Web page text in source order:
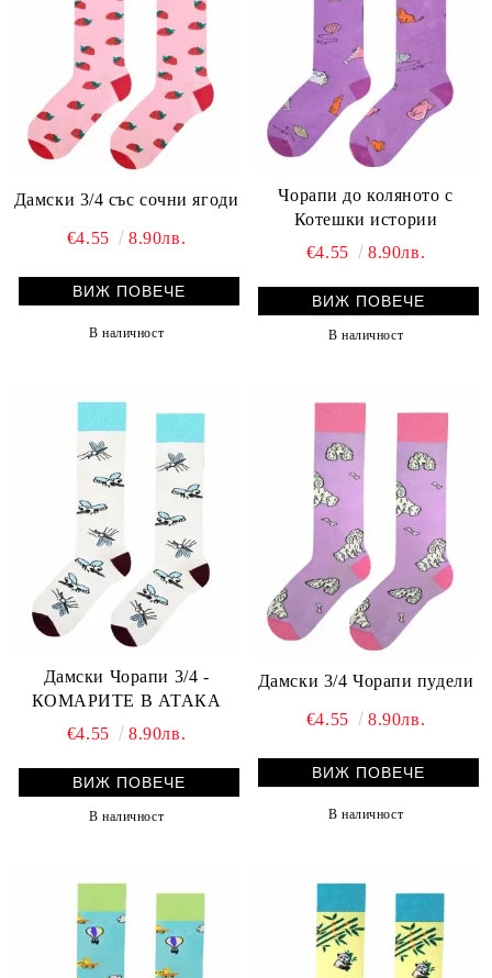
Дамски 3/4 със сочни ягоди
€4.55 8.90лв.
ВИЖ ПОВЕЧЕ
В наличност
Чорапи до коляното с
Котешки истории
€4.55
8.90лв.
ВИЖ ПОВЕЧЕ
В наличност
Дамски Чорапи 3/4 -
КОМАРИТЕ В АТАКА
€4.55
8.90лв.
ВИЖ ПОВЕЧЕ
В наличност
Дамски 3/4 Чорапи пудели
€4.55 8.90лв.
ВИЖ ПОВЕЧЕ
В наличност